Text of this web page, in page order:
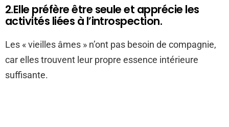
2.Elle préfère être seule et apprécie les
activités liées à l’introspection.
Les « vieilles âmes » n’ont pas besoin de compagnie,
car elles trouvent leur propre essence intérieure
suffisante.